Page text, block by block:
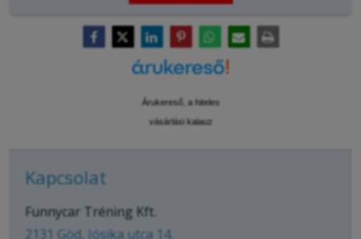
Árukereső, a hiteles
vásárlási kalauz
Kapcsolat
Funnycar Tréning Kft.
2131 Göd, Jósika utca 14.